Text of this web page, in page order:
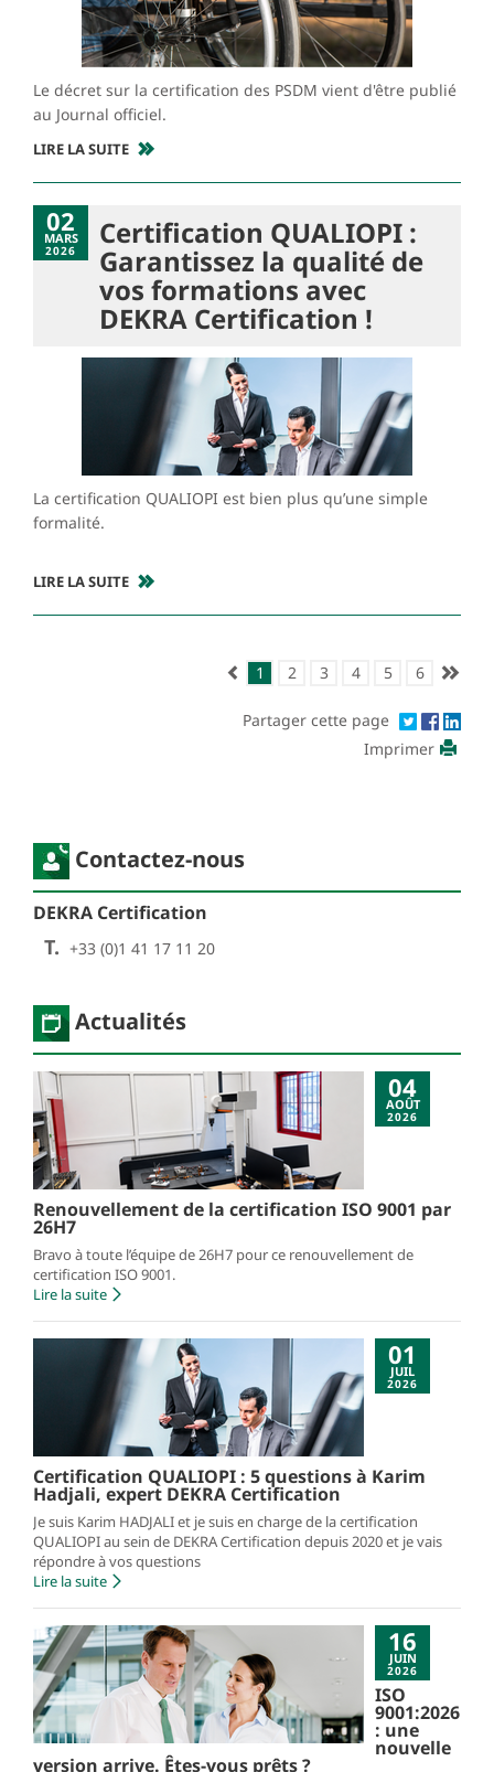
Le décret sur la certification des PSDM vient d'être publié
au Journal officiel.
LIRE LA SUITE
02
MARS
2026 Certification QUALIOPI :
Garantissez la qualité de
vos formations avec
DEKRA Certification !
La certification QUALIOPI est bien plus qu’une simple
formalité.
LIRE LA SUITE
1 2 3 4 5 6
Partager cette page
Imprimer
Contactez-nous
DEKRA Certification
T. +33 (0)1 41 17 11 20
Actualités
04
AOÛT
2026
Renouvellement de la certification ISO 9001 par
26H7
Bravo à toute l’équipe de 26H7 pour ce renouvellement de
certification ISO 9001.
Lire la suite
01
JUIL
2026
Certification QUALIOPI : 5 questions à Karim
Hadjali, expert DEKRA Certification
Je suis Karim HADJALI et je suis en charge de la certification
QUALIOPI au sein de DEKRA Certification depuis 2020 et je vais
répondre à vos questions
Lire la suite
16
JUIN
2026
ISO
9001:2026
: une
nouvelle
version arrive. Êtes-vous prêts ?